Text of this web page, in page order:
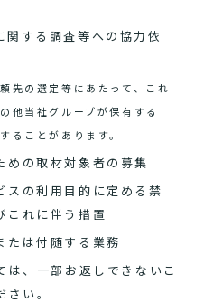
関する調査等への協力依
先の選定等にあたって、これ
他当社グループが保有する
ることがあります。
めの取材対象者の募集
スの利用目的に定める禁
これに伴う措置
たは付随する業務
、一部お返しできないこ
い。